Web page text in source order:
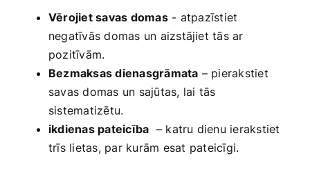
Vērojiet savas ​domas-⁢ atpazīstiet
negatīvās domas un aizstājiet tās ar
pozitīvām.
Bezmaksas ‍dienasgrāmata – pierakstiet
savas domas un sajūtas, lai ⁢tās⁢
sistematizētu.
ikdienas pateicība ‌ – katru dienu ierakstiet
trīs lietas, par kurām⁣ esat‌ pateicīgi.